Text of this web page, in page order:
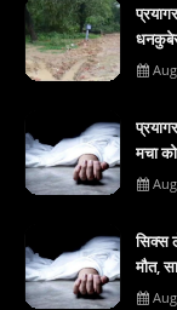
मचा
सिक्स
मौत,